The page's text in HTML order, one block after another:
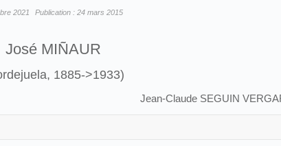
2021 Publication : 24 mars 2015
José MIÑAUR
1885->1933)
Jean-Claude SEGUIN